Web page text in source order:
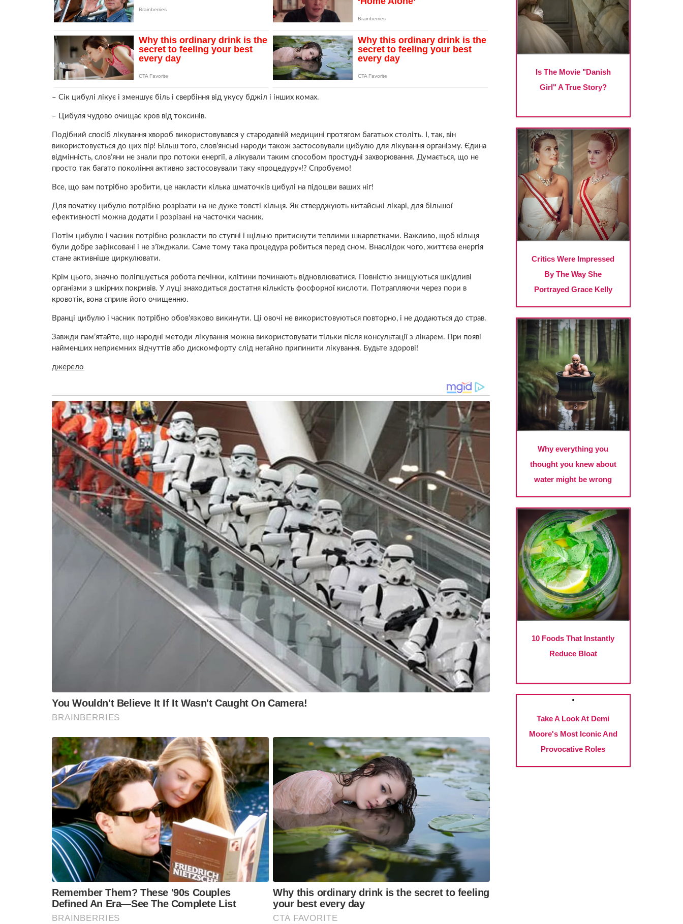
– Сік цибулі лікує і зменшує біль і свербіння від укусу бджіл і інших комах.
– Цибуля чудово очищає кров від токсинів.
Подібний спосіб лікування хвороб використовувався у стародавній медицині протягом багатьох століть. І, так, він
використовується до цих пір! Більш того, слов’янські народи також застосовували цибулю для лікування організму. Єдина
відмінність, слов’яни не знали про потоки енергії, а лікували таким способом простудні захворювання. Думається, що не
просто так багато покоління активно застосовували таку «процедуру»!? Спробуємо!
Все, що вам потрібно зробити, це накласти кілька шматочків цибулі на підошви ваших ніг!
Для початку цибулю потрібно розрізати на не дуже товсті кільця. Як стверджують китайські лікарі, для більшої
ефективності можна додати і розрізані на часточки часник.
Потім цибулю і часник потрібно розкласти по ступні і щільно притиснути теплими шкарпетками. Важливо, щоб кільця
були добре зафіксовані і не з’їжджали. Саме тому така процедура робиться перед сном. Внаслідок чого, життєва енергія
стане активніше циркулювати.
Крім цього, значно поліпшується робота печінки, клітини починають відновлюватися. Повністю знищуються шкідливі
організми з шкірних покривів. У луці знаходиться достатня кількість фосфорної кислоти. Потрапляючи через пори в
кровотік, вона сприяє його очищенню.
Вранці цибулю і часник потрібно обов’язково викинути. Ці овочі не використовуються повторно, і не додаються до страв.
Завжди пам’ятайте, що народні методи лікування можна використовувати тільки після консультації з лікарем. При появі
найменших неприємних відчуттів або дискомфорту слід негайно припинити лікування. Будьте здорові!
джерело